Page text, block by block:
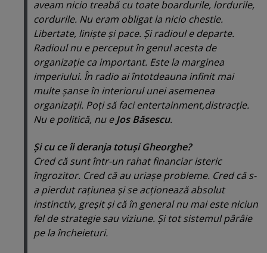
aveam nicio treabă cu toate boardurile, lordurile,
cordurile. Nu eram obligat la nicio chestie.
Libertate, linişte şi pace. Şi radioul e departe.
Radioul nu e perceput în genul acesta de
organizaţie ca important. Este la marginea
imperiului. În radio ai întotdeauna infinit mai
multe şanse în interiorul unei asemenea
organizaţii. Poţi să faci entertainment,distracţie.
Nu e politică, nu eJos Băsescu.
Şi cu ce îi deranja totuşi Gheorghe?
Cred că sunt într-un rahat financiar isteric
îngrozitor. Cred că au uriaşe probleme. Cred că s-
a pierdut raţiunea şi se acţionează absolut
instinctiv, greşit şi că în general nu mai este niciun
fel de strategie sau viziune. Şi tot sistemul pârâie
pe la încheieturi.